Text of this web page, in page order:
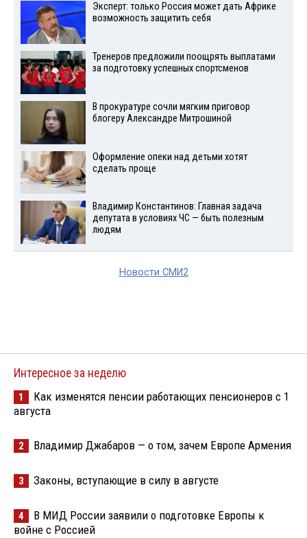
Эксперт: только Россия может дать Африке
возможность защитить себя
Тренеров предложили поощрять выплатами
за подготовку успешных спортсменов
В прокуратуре сочли мягким приговор
блогеру Александре Митрошиной
Оформление опеки над детьми хотят
сделать проще
Владимир Константинов: Главная задача
депутата в условиях ЧС — быть полезным
людям
Новости СМИ2
Интересное за неделю
1
Как изменятся пенсии работающих пенсионеров с 1
августа
2 Владимир Джабаров — о том, зачем Европе Армения
3 Законы, вступающие в силу в августе
4
В МИД России заявили о подготовке Европы к
войне с Россией